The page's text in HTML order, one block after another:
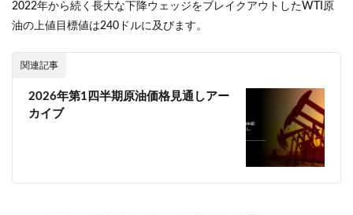
2022年から続く長大な下降ウェッジをブレイクアウトしたWTI原
油の上値目標値は240ドルに及びます。
関連記事
2026年第1四半期原油価格見通しアー
カイブ